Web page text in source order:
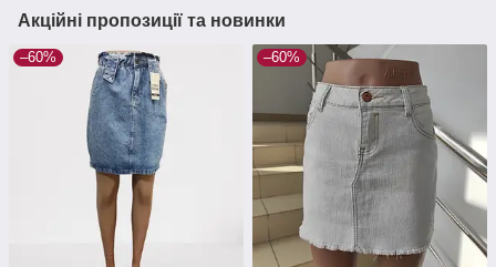
Акційні пропозиції та новинки
–60% –60%